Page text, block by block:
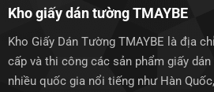
Kho giấy dán tường TMAYBE
Kho Giấy Dán Tường TMAYBE là địa
cấp và thi công các sản phẩm giấy
nhiều quốc gia nổi tiếng như Hàn